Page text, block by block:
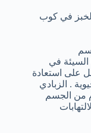
في كوب
السيئة في
على استعادة
. الزبادي
من الجسم